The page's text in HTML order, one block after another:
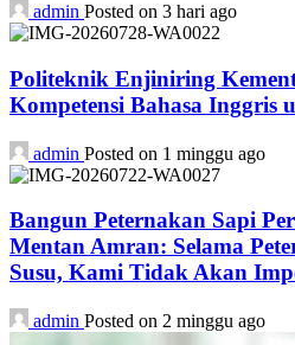
admin Posted on 3 hari ago
Politeknik Enjiniring
Kompetensi Bahasa Inggris
admin Posted on 1 minggu ago
Bangun Peternakan Sapi
Mentan Amran: Selama
Susu, Kami Tidak Akan
admin Posted on 2 minggu ago